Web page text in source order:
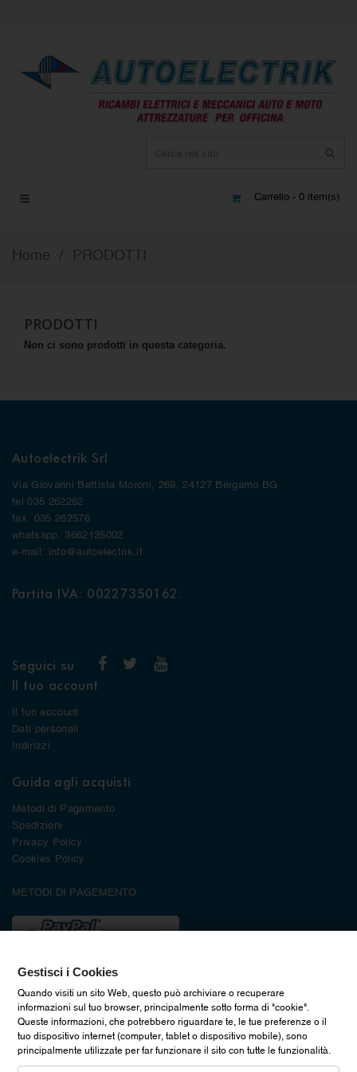
Carrello - 0 item(s)
Home PRODOTTI
PRODOTTI
Non ci sono prodotti in questa categoria.
Autoelectrik Srl
Via Giovanni Battista Moroni, 269, 24127 Bergamo BG
tel 035 262262
fax. 035 262576
whatsapp. 3662135002
e-mail: info@autoelectrik.it
Partita IVA: 00227350162.
Seguici su
Il tuo account
Il tuo account
Dati personali
Indirizzi
Guida agli acquisti
Metodi di Pagamento
Spedizioni
Privacy Policy
Cookies Policy
METODI DI PAGEMENTO
Gestisci i Cookies
Quando visiti un sito Web, questo può archiviare o recuperare
informazioni sul tuo browser, principalmente sotto forma di "cookie".
Queste informazioni, che potrebbero riguardare te, le tue preferenze o il
tuo dispositivo internet (computer, tablet o dispositivo mobile), sono
principalmente utilizzate per far funzionare il sito con tutte le funzionalità.